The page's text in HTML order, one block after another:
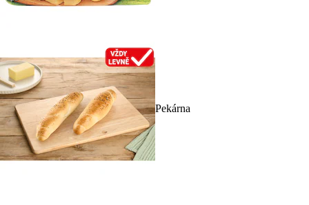
Pekárna